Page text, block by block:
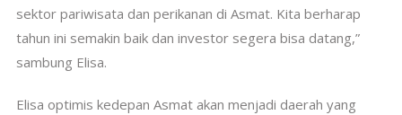
sektor pariwisata dan perikanan di Asmat. Kita berharap
tahun ini semakin baik dan investor segera bisa datang,”
sambung Elisa.
Elisa optimis kedepan Asmat akan menjadi daerah yang